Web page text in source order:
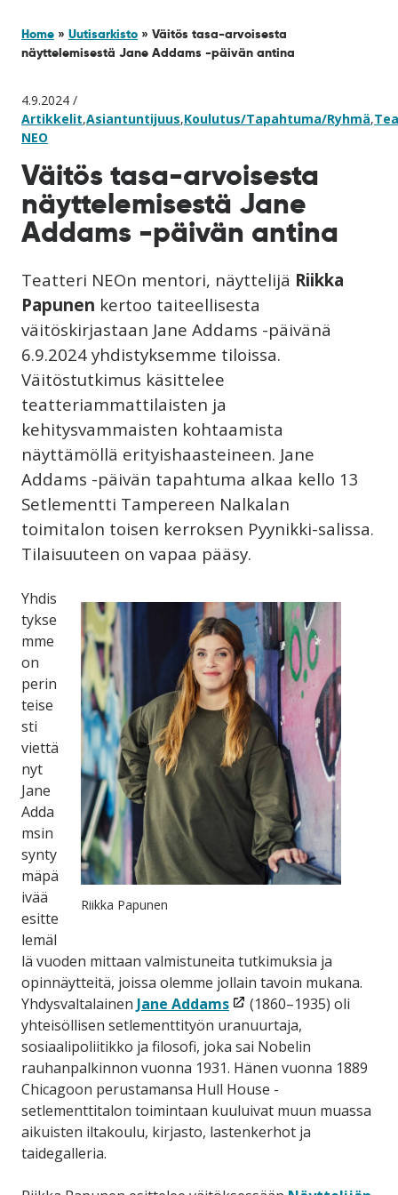
Home » Uutisarkisto » Väitös tasa-arvoisesta
näyttelemisestä Jane Addams -päivän antina
4.9.2024 /
Artikkelit,Asiantuntijuus,Koulutus/Tapahtuma/Ryhmä,
NEO
Väitös tasa-arvoisesta
näyttelemisestä Jane
Addams -päivän antina
Teatteri NEOn mentori, näyttelijä Riikka
Papunen kertoo taiteellisesta
väitöskirjastaan Jane Addams -päivänä
6.9.2024 yhdistyksemme tiloissa.
Väitöstutkimus käsittelee
teatteriammattilaisten ja
kehitysvammaisten kohtaamista
näyttämöllä erityishaasteineen. Jane
Addams -päivän tapahtuma alkaa kello 13
Setlementti Tampereen Nalkalan
toimitalon toisen kerroksen Pyynikki-salissa.
Tilaisuuteen on vapaa pääsy.
Riikka Papunen
Yhdis
tykse
mme
on
perin
teise
sti
viettä
nyt
Jane
Adda
msin
synty
mäpä
ivää
esitte
lemäl
lä vuoden mittaan valmistuneita tutkimuksia ja
opinnäytteitä, joissa olemme jollain tavoin mukana.
Yhdysvaltalainen Jane Addams(linkki
avataan
uuteen
ikkunaan)
(1860–1935) oli
yhteisöllisen setlementtityön uranuurtaja,
sosiaalipoliitikko ja filosofi, joka sai Nobelin
rauhanpalkinnon vuonna 1931. Hänen vuonna 1889
Chicagoon perustamansa Hull House -
setlementtitalon toimintaan kuuluivat muun muassa
aikuisten iltakoulu, kirjasto, lastenkerhot ja
taidegalleria.